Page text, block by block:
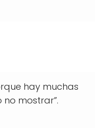
hay muchas
mostrar”.